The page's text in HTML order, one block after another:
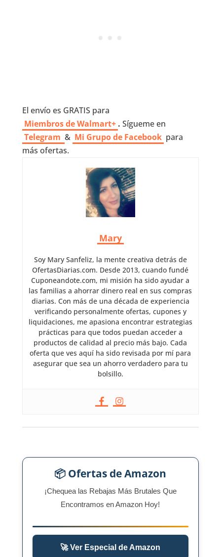
El envío es GRATIS para
Miembros de Walmart+ . Sígueme en
Telegram & Mi Grupo de Facebook para
más ofertas.
Mary
Soy Mary Sanfeliz, la mente creativa detrás de
OfertasDiarias.com. Desde 2013, cuando fundé
Cuponeandote.com, mi misión ha sido ayudar a
las familias a ahorrar dinero real en sus compras
diarias. Con más de una década de experiencia
verificando personalmente ofertas, cupones y
liquidaciones, me apasiona encontrar estrategias
prácticas para que todos puedan acceder a
productos de calidad al precio más bajo. Cada
oferta que ves aquí ha sido revisada por mí para
asegurar que sea un ahorro verdadero para tu
bolsillo.
📦 Ofertas de Amazon
¡Chequea las Rebajas Más Brutales Que
Encontramos en Amazon Hoy!
🚀 Ver Especial de Amazon